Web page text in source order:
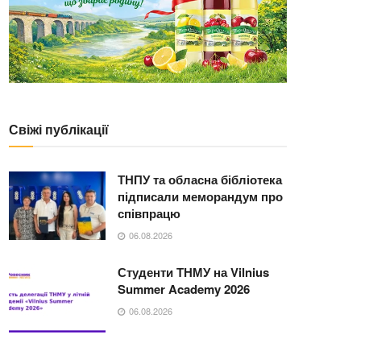
Свіжі публікації
ТНПУ та обласна бібліотека
підписали меморандум про
співпрацю
06.08.2026
Студенти ТНМУ на Vilnius
Summer Academy 2026
06.08.2026